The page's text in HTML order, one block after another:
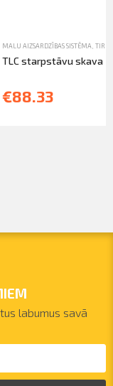
MALU AIZSARDZĪBAS SISTĒMA
TLC starpstāvu skava
€88.33
labumus savā